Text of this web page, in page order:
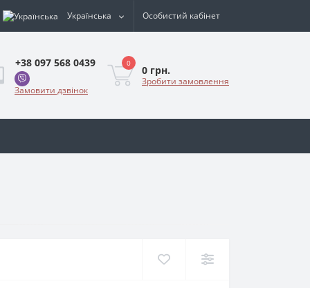
Українська Особистий кабінет
+38 097 568 0439
Замовити дзвінок
0
0 грн.
Зробити замовлення